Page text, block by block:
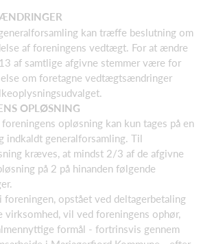
kan træffe beslutning om
af foreningens vedtægt. For at ændre
af samtlige afgivne stemmer være for
om foretagne vedtægtsændringer
OPLØSNING
opløsning kan kun tages på en
indkaldt generalforsamling. Til
kræves, at mindst 2/3 af de afgivne
på 2 på hinanden følgende
foreningen, opstået ved deltagerbetaling
vil ved foreningens ophør,
formål - fortrinsvis gennem